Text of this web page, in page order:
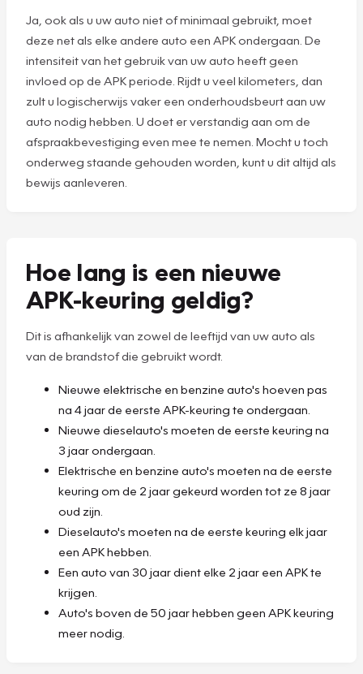
Ja, ook als u uw auto niet of minimaal gebruikt, moet
deze net als elke andere auto een APK ondergaan. De
intensiteit van het gebruik van uw auto heeft geen
invloed op de APK periode. Rijdt u veel kilometers, dan
zult u logischerwijs vaker een onderhoudsbeurt aan uw
auto nodig hebben. U doet er verstandig aan om de
afspraakbevestiging even mee te nemen. Mocht u toch
onderweg staande gehouden worden, kunt u dit altijd als
bewijs aanleveren.
Hoe lang is een nieuwe
APK-keuring geldig?
Dit is afhankelijk van zowel de leeftijd van uw auto als
van de brandstof die gebruikt wordt.
Nieuwe elektrische en benzine auto's hoeven pas
na 4 jaar de eerste APK-keuring te ondergaan.
Nieuwe dieselauto's moeten de eerste keuring na
3 jaar ondergaan.
Elektrische en benzine auto's moeten na de eerste
keuring om de 2 jaar gekeurd worden tot ze 8 jaar
oud zijn.
Dieselauto's moeten na de eerste keuring elk jaar
een APK hebben.
Een auto van 30 jaar dient elke 2 jaar een APK te
krijgen.
Auto's boven de 50 jaar hebben geen APK keuring
meer nodig.